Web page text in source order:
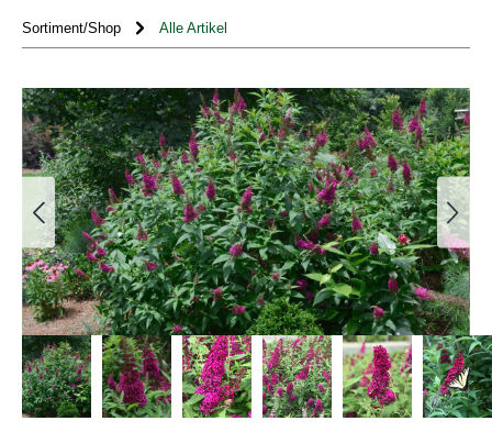
Sortiment/Shop Alle Artikel
Bildergalerie überspringen